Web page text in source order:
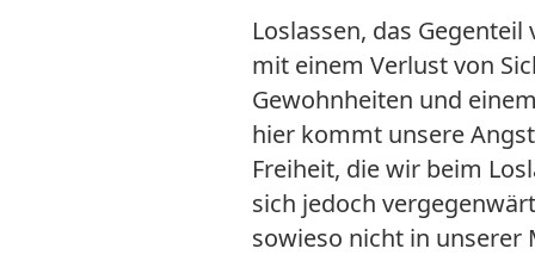
Loslassen, das
mit einem Verlust von
Gewohnheiten und
hier kommt unsere
Freiheit, die wir beim
sich jedoch
sowieso nicht in unserer